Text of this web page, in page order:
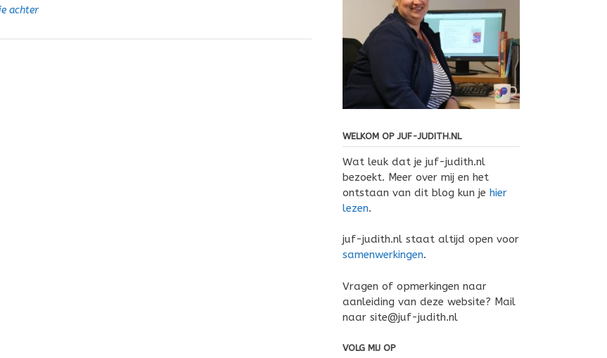
achter
WELKOM OP JUF-JUDITH.NL
Wat leuk dat je juf-judith.nl
bezoekt. Meer over mij en het
ontstaan van dit blog kun je hier
lezen.
juf-judith.nl staat altijd open voor
samenwerkingen.
Vragen of opmerkingen naar
aanleiding van deze website? Mail
naar site@juf-judith.nl
VOLG MIJ OP